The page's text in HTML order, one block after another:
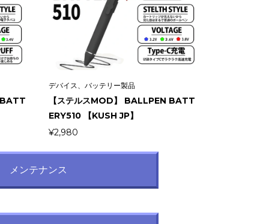
デバイス、バッテリー製品
【ステルスMOD】 BALLPEN BATT
ERY510 【KUSH JP】
¥2,980
メンテナンス